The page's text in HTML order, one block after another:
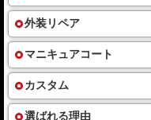
外装リペア
マニキュアコート
カスタム
選ばれる理由